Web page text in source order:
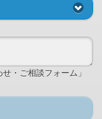
・ご相談フォーム」